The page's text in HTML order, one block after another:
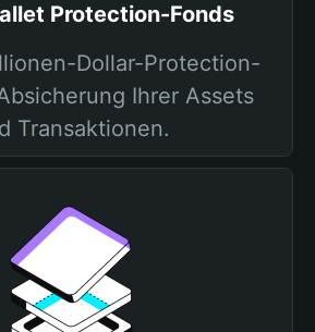
Protection-Fonds
Dollar-Protection-
Ihrer Assets
Transaktionen.